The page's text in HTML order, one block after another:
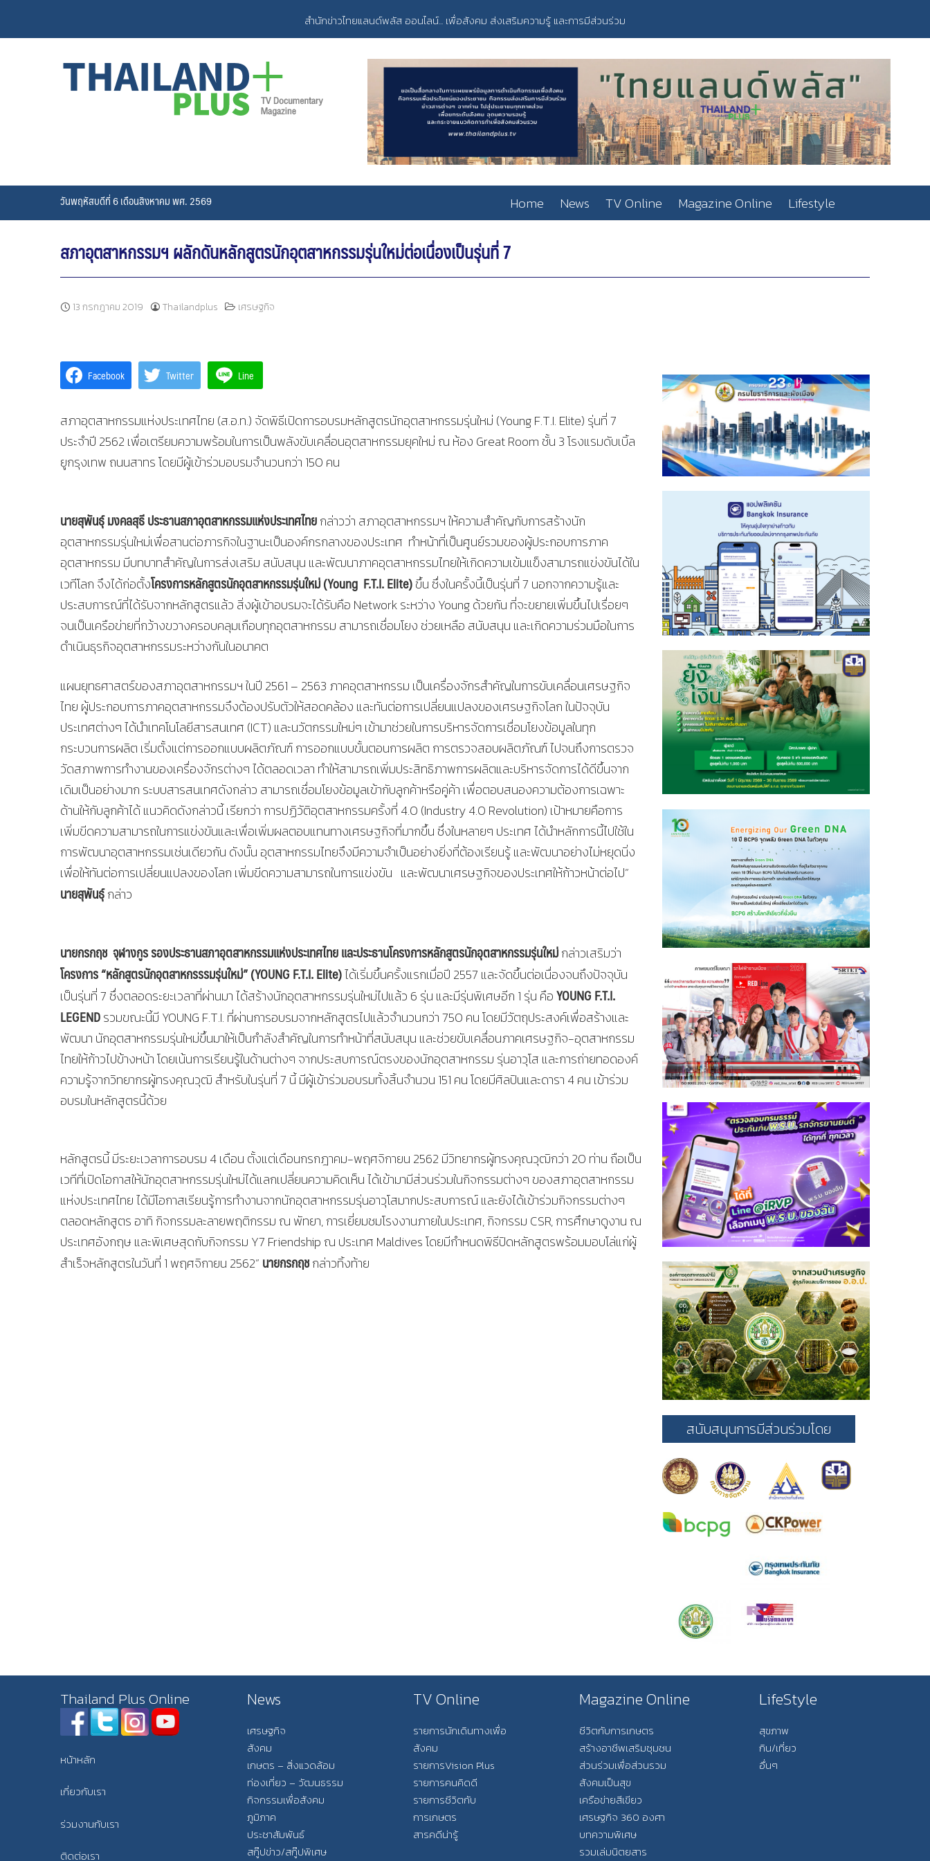
content
สำนักข่าวไทยแลนด์พลัส ออนไลน์... เพื่อสังคม ส่งเสริมความรู้ และการมีส่วนร่วม
วันพฤหัสบดีที่ 6 เดือนสิงหาคม พศ. 2569 Home News TV Online Magazine Online Lifestyle
สภาอุตสาหกรรมฯ ผลักดันหลักสูตรนักอุตสาหกรรมรุ่นใหม่ต่อเนื่องเป็นรุ่นที่ 7
13 กรกฎาคม 2019 Thailandplus เศรษฐกิจ
Facebook Twitter Line
สภาอุตสาหกรรมแห่งประเทศไทย (ส.อ.ท.) จัดพิธีเปิดการอบรมหลักสูตรนักอุตสาหกรรมรุ่นใหม่ (Young F.T.I. Elite) รุ่นที่ 7
ประจำปี 2562 เพื่อเตรียมความพร้อมในการเป็นพลังขับเคลื่อนอุตสาหกรรมยุคใหม่ ณ ห้อง Great Room ชั้น 3 โรงแรมดับเบิ้ล
ยูกรุงเทพ ถนนสาทร โดยมีผู้เข้าร่วมอบรมจำนวนกว่า 150 คน
นายสุพันธุ์ มงคลสุธี ประธานสภาอุตสาหกรรมแห่งประเทศไทยกล่าวว่า สภาอุตสาหกรรมฯ ให้ความสำคัญกับการสร้างนัก
อุตสาหกรรมรุ่นใหม่เพื่อสานต่อภารกิจในฐานะเป็นองค์กรกลางของประเทศ ทำหน้าที่เป็นศูนย์รวมของผู้ประกอบการภาค
อุตสาหกรรม มีบทบาทสำคัญในการส่งเสริม สนับสนุน และพัฒนาภาคอุตสาหกรรมไทยให้เกิดความเข้มแข็งสามารถแข่งขันได้ใน
เวทีโลก จึงได้ก่อตั้งโครงการหลักสูตรนักอุตสาหกรรมรุ่นใหม่ (Young F.T.I. Elite)ขึ้น ซึ่งในครั้งนี้เป็นรุ่นที่ 7 นอกจากความรู้และ
ประสบการณ์ที่ได้รับจากหลักสูตรแล้ว สิ่งผู้เข้าอบรมจะได้รับคือ Network ระหว่าง Young ด้วยกัน ที่จะขยายเพิ่มขึ้นไปเรื่อยๆ
จนเป็นเครือข่ายที่กว้างขวางครอบคลุมเกือบทุกอุตสาหกรรม สามารถเชื่อมโยง ช่วยเหลือ สนับสนุน และเกิดความร่วมมือในการ
ดำเนินธุรกิจอุตสาหกรรมระหว่างกันในอนาคต
แผนยุทธศาสตร์ของสภาอุตสาหกรรมฯ ในปี 2561 – 2563 ภาคอุตสาหกรรม เป็นเครื่องจักรสําคัญในการขับเคลื่อนเศรษฐกิจ
ไทย ผู้ประกอบการภาคอุตสาหกรรมจึงต้องปรับตัวให้สอดคล้อง และทันต่อการเปลี่ยนแปลงของเศรษฐกิจโลก ในปัจจุบัน
ประเทศต่างๆ ได้นําเทคโนโลยีสารสนเทศ (ICT) และนวัตกรรมใหม่ๆ เข้ามาช่วยในการบริหารจัดการเชื่อมโยงข้อมูลในทุก
กระบวนการผลิต เริ่มตั้งแต่การออกแบบผลิตภัณฑ์ การออกแบบขั้นตอนการผลิต การตรวจสอบผลิตภัณฑ์ ไปจนถึงการตรวจ
วัดสภาพการทํางานของเครื่องจักรต่างๆ ได้ตลอดเวลา ทําให้สามารถเพิ่มประสิทธิภาพการผลิตและบริหารจัดการได้ดีขึ้นจาก
เดิมเป็นอย่างมาก ระบบสารสนเทศดังกล่าว สามารถเชื่อมโยงข้อมูลเข้ากับลูกค้าหรือคู่ค้า เพื่อตอบสนองความต้องการเฉพาะ
ด้านให้กับลูกค้าได้ แนวคิดดังกล่าวนี้ เรียกว่า การปฏิวัติอุตสาหกรรมครั้งที่ 4.0 (Industry 4.0 Revolution) เป้าหมายคือการ
เพิ่มขีดความสามารถในการแข่งขันและเพื่อเพิ่มผลตอบแทนทางเศรษฐกิจที่มากขึ้น ซึ่งในหลายๆ ประเทศ ได้นำหลักการนี้ไปใช้ใน
การพัฒนาอุตสาหกรรมเช่นเดียวกัน ดังนั้น อุตสาหกรรมไทยจึงมีความจําเป็นอย่างยิ่งที่ต้องเรียนรู้ และพัฒนาอย่างไม่หยุดนิ่ง
เพื่อให้ทันต่อการเปลี่ยนแปลงของโลก เพิ่มขีดความสามารถในการแข่งขัน และพัฒนาเศรษฐกิจของประเทศให้ก้าวหน้าต่อไป”
นายสุพันธุ์กล่าว
นายกรกฤช จุฬางกูรรองประธานสภาอุตสาหกรรมแห่งประเทศไทย และประธานโครงการหลักสูตรนักอุตสาหกรรมรุ่นใหม่กล่าวเสริมว่า
โครงการ “หลักสูตรนักอุตสาหกรรรมรุ่นใหม่” (YOUNG F.T.I. Elite)ได้เริ่มขึ้นครั้งแรกเมื่อปี 2557 และจัดขึ้นต่อเนื่องจนถึงปัจจุบัน
เป็นรุ่นที่ 7 ซึ่งตลอดระยะเวลาที่ผ่านมา ได้สร้างนักอุตสาหกรรมรุ่นใหม่ไปแล้ว 6 รุ่น และมีรุ่นพิเศษอีก 1 รุ่น คือYOUNG F.T.I.
LEGENDรวมขณะนี้มี YOUNG F.T.I. ที่ผ่านการอบรมจากหลักสูตรไปแล้วจำนวนกว่า 750 คน โดยมีวัตถุประสงค์เพื่อสร้างและ
พัฒนา นักอุตสาหกรรมรุ่นใหม่ขึ้นมาให้เป็นกำลังสำคัญในการทำหน้าที่สนับสนุน และช่วยขับเคลื่อนภาคเศรษฐกิจ-อุตสาหกรรม
ไทยให้ก้าวไปข้างหน้า โดยเน้นการเรียนรู้ในด้านต่างๆ จากประสบการณ์ตรงของนักอุตสาหกรรม รุ่นอาวุโส และการถ่ายทอดองค์
ความรู้จากวิทยากรผู้ทรงคุณวุฒิ สำหรับในรุ่นที่ 7 นี้ มีผู้เข้าร่วมอบรมทั้งสิ้นจำนวน 151 คน โดยมีศิลปินและดารา 4 คน เข้าร่วม
อบรมในหลักสูตรนี้ด้วย
หลักสูตรนี้ มีระยะเวลาการอบรม 4 เดือน ตั้งแต่เดือนกรกฎาคม-พฤศจิกายน 2562 มีวิทยากรผู้ทรงคุณวุฒิกว่า 20 ท่าน ถือเป็น
เวทีที่เปิดโอกาสให้นักอุตสาหกรรมรุ่นใหม่ได้แลกเปลี่ยนความคิดเห็น ได้เข้ามามีส่วนร่วมในกิจกรรมต่างๆ ของสภาอุตสาหกรรม
แห่งประเทศไทย ได้มีโอกาสเรียนรู้การทำงานจากนักอุตสาหกรรมรุ่นอาวุโสมากประสบการณ์ และยังได้เข้าร่วมกิจกรรมต่างๆ
ตลอดหลักสูตร อาทิ กิจกรรมละลายพฤติกรรม ณ พัทยา, การเยี่ยมชมโรงงานภายในประเทศ, กิจกรรม CSR, การศึกษาดูงาน ณ
ประเทศอังกฤษ และพิเศษสุดกับกิจกรรม Y7 Friendship ณ ประเทศ Maldives โดยมีกำหนดพิธีปิดหลักสูตรพร้อมมอบโล่แก่ผู้
สำเร็จหลักสูตรในวันที่ 1 พฤศจิกายน 2562” นายกรกฤชกล่าวทิ้งท้าย
สนับสนุนการมีส่วนร่วมโดย
Thailand Plus Online
หน้าหลัก
เกี่ยวกับเรา
ร่วมงานกับเรา
ติดต่อเรา
News
เศรษฐกิจ
สังคม
เกษตร – สิ่งแวดล้อม
ท่องเที่ยว – วัฒนธรรม
กิจกรรมเพื่อสังคม
ภูมิภาค
ประชาสัมพันธ์
สกู๊ปข่าว/สกู๊ปพิเศษ
TV Online
รายการนักเดินทางเพื่อ
สังคม
รายการVision Plus
รายการคนคิดดี
รายการชีวิตกับ
การเกษตร
สารคดีน่ารู้
Magazine Online
ชีวิตกับการเกษตร
สร้างอาชีพเสริมชุมชน
ส่วนร่วมเพื่อส่วนรวม
สังคมเป็นสุข
เครือข่ายสีเขียว
เศรษฐกิจ 360 องศา
บทความพิเศษ
รวมเล่มนิตยสาร
LifeStyle
สุขภาพ
กิน/เที่ยว
อื่นๆ